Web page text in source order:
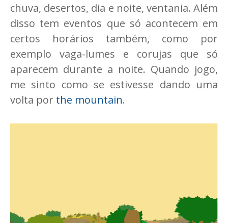
chuva, desertos, dia e noite, ventania. Além
disso tem eventos que só acontecem em
certos horários também, como por
exemplo vaga-lumes e corujas que só
aparecem durante a noite. Quando jogo,
me sinto como se estivesse dando uma
volta por the mountain.